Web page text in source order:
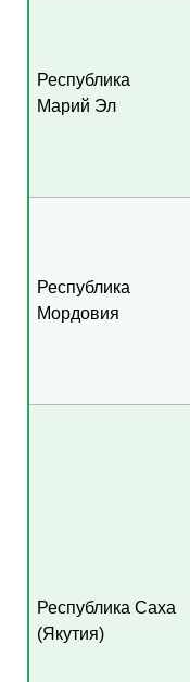
Республика
Марий Эл
Республика
Мордовия
Республика Саха
(Якутия)